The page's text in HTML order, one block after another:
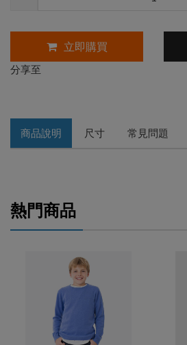
立即購買
分享至
商品說明 尺寸 常見問題
熱門商品